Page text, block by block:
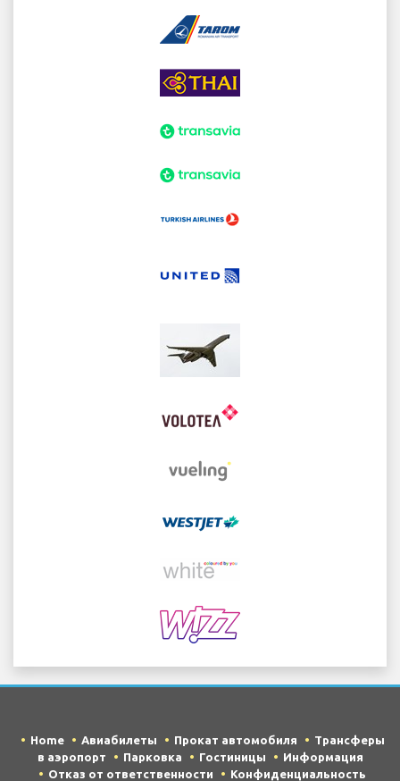
Home Авиабилеты Прокат автомобиля
Трансферы
в аэропорт
Парковка Гостиницы
Информация
Отказ от ответственности
Конфиденциальность